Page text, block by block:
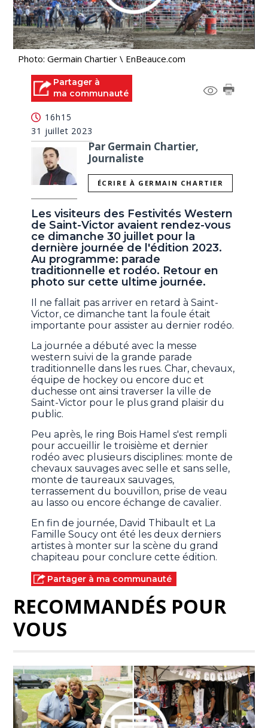
Photo: Germain Chartier \ EnBeauce.com
Partager à
ma communauté
16h15
31 juillet 2023
Par Germain Chartier,
Journaliste
ÉCRIRE À GERMAIN CHARTIER
Les visiteurs des Festivités Western
de Saint-Victor avaient rendez-vous
ce dimanche 30 juillet pour la
dernière journée de l'édition 2023.
Au programme: parade
traditionnelle et rodéo. Retour en
photo sur cette ultime journée.
Il ne fallait pas arriver en retard à Saint-
Victor, ce dimanche tant la foule était
importante pour assister au dernier rodéo.
La journée a débuté avec la messe
western suivi de la grande parade
traditionnelle dans les rues. Char, chevaux,
équipe de hockey ou encore duc et
duchesse ont ainsi traverser la ville de
Saint-Victor pour le plus grand plaisir du
public.
Peu après, le ring Bois Hamel s'est rempli
pour accueillir le troisième et dernier
rodéo avec plusieurs disciplines: monte de
chevaux sauvages avec selle et sans selle,
monte de taureaux sauvages,
terrassement du bouvillon, prise de veau
au lasso ou encore échange de cavalier.
En fin de journée, David Thibault et La
Famille Soucy ont été les deux derniers
artistes à monter sur la scène du grand
chapiteau pour conclure cette édition.
Partager à ma communauté
RECOMMANDÉS POUR
VOUS